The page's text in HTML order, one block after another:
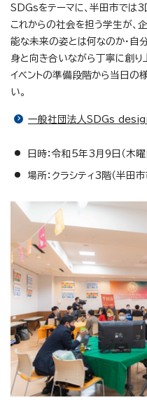
SDGsをテーマに、半田市では3
これからの社会を担う学生が、
能な未来の姿とは何なのか・自
身と向き合いながら丁寧に創り
イベントの準備段階から当日の
い。
一般社団法人SDGs
日時：令和5年3月9日（木
場所：クラシティ3階（半田